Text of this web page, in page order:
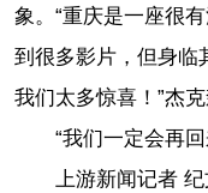
象。“重庆是一座很
到很多影片，但身临
我们太多惊喜！”杰克
“我们一定会再
上游新闻记者 纪